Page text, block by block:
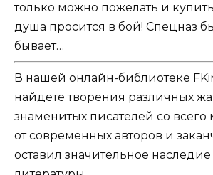
только можно пожелать и
душа просится в бой! Спецназ
бывает…
В нашей онлайн-библиотеке
найдете творения различных
знаменитых писателей со всего
от современных авторов и
оставил значительное